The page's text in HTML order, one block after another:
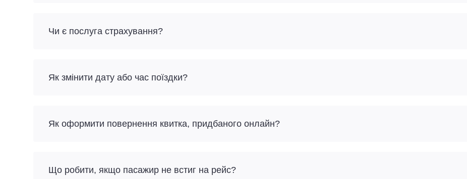
Чи є послуга страхування?
Як змінити дату або час поїздки?
Як оформити повернення квитка, придбаного онлайн?
Що робити, якщо пасажир не встиг на рейс?